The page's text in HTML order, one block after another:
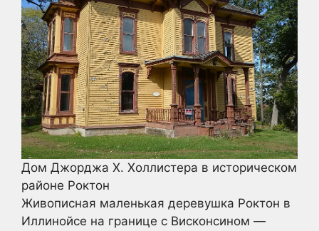
Дом Джорджа Х. Холлистера в историческом
районе Роктон
Живописная маленькая деревушка Роктон в
Иллинойсе на границе с Висконсином —